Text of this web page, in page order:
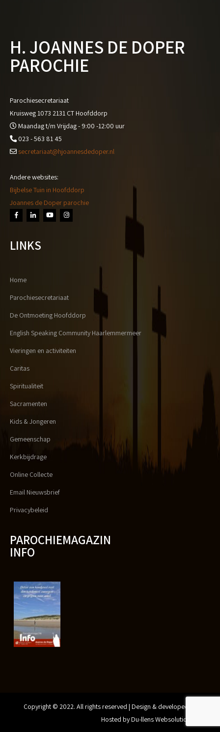
H. JOANNES DE DOPER
PAROCHIE
Parochiesecretariaat
Kruisweg 1073 2131 CT Hoofddorp
Maandag t/m Vrijdag - 9:00 -12:00 uur
023 - 563 81 45
secretariaat@hjoannesdedoper.nl
Andere websites:
Bijbelse Tuin in Hoofddorp
Joannes de Doper parochie
LINKS
Home
Parochiesecretariaat
De Ontmoeting Hoofddorp
English Speaking Community Haarlemmermeer
Vieringen en activiteiten
Caritas
Spiritualiteit
Sacramenten
Kids & Jongeren
Gemeenschap
Kerkbijdrage
Online Collecte
Email Nieuwsbrief
Privacybeleid
PAROCHIEMAGAZIN
INFO
Copyright © 2022. All rights reserved | Design & developed by
Hosted by Du-llens Websolutions